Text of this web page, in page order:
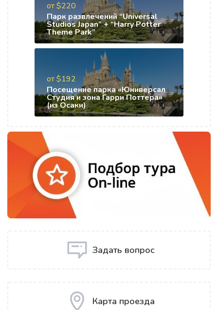
от $220
Парк развлечений “Universal
Studios Japan” + “Harry Potter
Theme Park”
от $192
Посещение парка «Юниверсал
Студия и зона Гарри Поттера»
(из Осаки)
Задать вопрос
Карта проезда